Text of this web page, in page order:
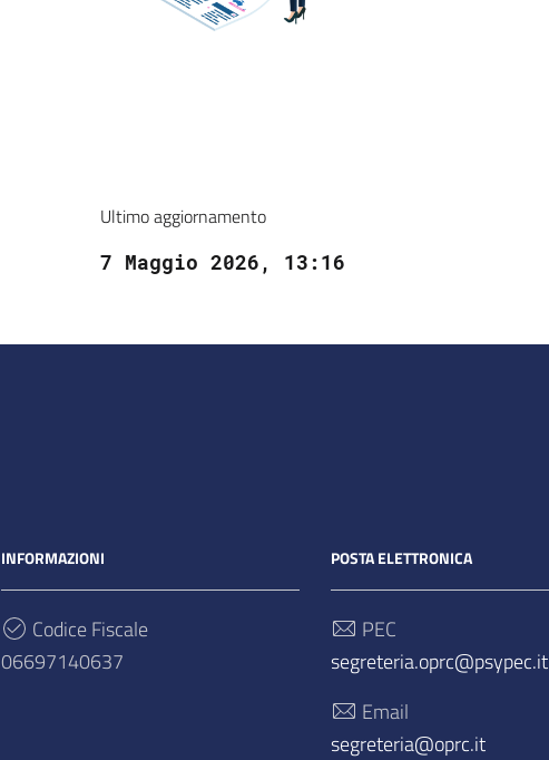
Ultimo aggiornamento
7 Maggio 2026, 13:16
INFORMAZIONI
Codice Fiscale
06697140637
POSTA ELETTRONICA
PEC
segreteria.oprc@psypec.it
Email
segreteria@oprc.it